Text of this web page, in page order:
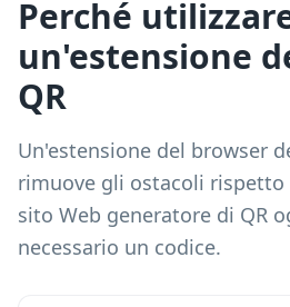
Perché
un'estensione
QR
Un'estensione del browser
rimuove gli ostacoli
sito Web generatore di QR
necessario un codice.